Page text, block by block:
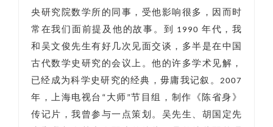
央研究院数学所的同事，受他影响很多，因而时
常在我们面前提及他的故事。到 1990 年代，我
和吴文俊先生有好几次见面交谈，多半是在中国
古代数学史研究的会议上。他的许多学术见解，
已经成为科学史研究的经典，毋庸我记叙。2007
年，上海电视台“大师”节目组，制作《陈省身》
传记片，我曾参与一点策划。吴先生、胡国定先